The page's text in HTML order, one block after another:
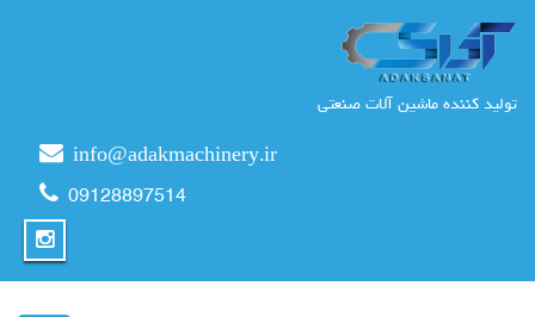
تولید کننده ماشین آلات صنعتی
info@adakmachinery.ir
09128897514